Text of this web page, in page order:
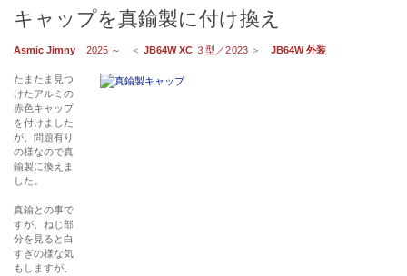
キャップを真鍮製に付け換え
Asmic Jimny 2025 ～ ＜ JB64W XC ３型／2023＞ JB64W 外装
たまたま見つ
けたアルミの
赤色キャップ
を付けました
が、問題有り
の様なので真
鍮製に換えま
した。
真鍮との事で
すが、ねじ部
分を見ると白
すぎの様な気
もしますが、